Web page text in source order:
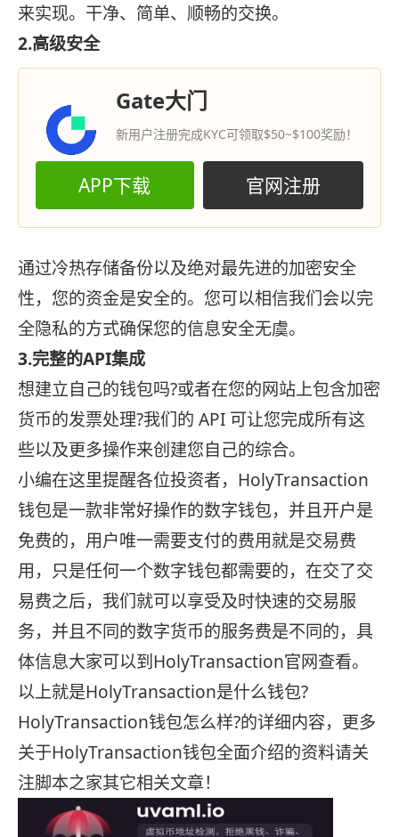
来实现。干净、简单、顺畅的交换。
2.高级安全
Gate大门
新用户注册完成KYC可领取$50~$100奖励！
APP下载 官网注册
通过冷热存储备份以及绝对最先进的加密安全
性，您的资金是安全的。您可以相信我们会以完
全隐私的方式确保您的信息安全无虞。
3.完整的API集成
想建立自己的钱包吗?或者在您的网站上包含加密
货币的发票处理?我们的 API 可让您完成所有这
些以及更多操作来创建您自己的综合。
小编在这里提醒各位投资者，HolyTransaction
钱包是一款非常好操作的数字钱包，并且开户是
免费的，用户唯一需要支付的费用就是交易费
用，只是任何一个数字钱包都需要的，在交了交
易费之后，我们就可以享受及时快速的交易服
务，并且不同的数字货币的服务费是不同的，具
体信息大家可以到HolyTransaction官网查看。
以上就是HolyTransaction是什么钱包?
HolyTransaction钱包怎么样?的详细内容，更多
关于HolyTransaction钱包全面介绍的资料请关
注脚本之家其它相关文章！